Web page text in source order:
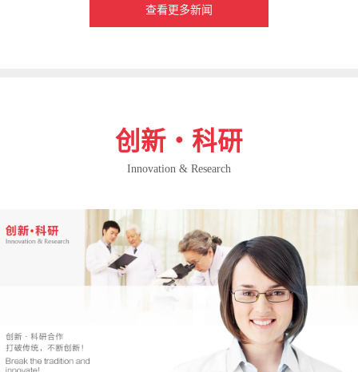
查看更多新闻
创新・科研
Innovation & Research